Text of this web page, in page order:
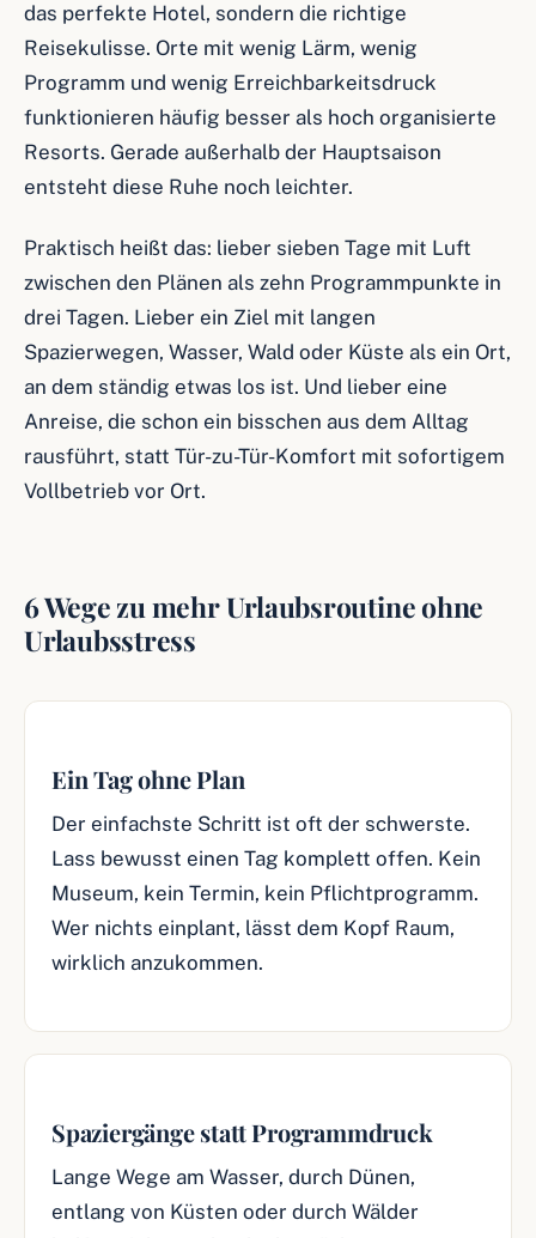
das perfekte Hotel, sondern die richtige
Reisekulisse. Orte mit wenig Lärm, wenig
Programm und wenig Erreichbarkeitsdruck
funktionieren häufig besser als hoch organisierte
Resorts. Gerade außerhalb der Hauptsaison
entsteht diese Ruhe noch leichter.
Praktisch heißt das: lieber sieben Tage mit Luft
zwischen den Plänen als zehn Programmpunkte in
drei Tagen. Lieber ein Ziel mit langen
Spazierwegen, Wasser, Wald oder Küste als ein Ort,
an dem ständig etwas los ist. Und lieber eine
Anreise, die schon ein bisschen aus dem Alltag
rausführt, statt Tür-zu-Tür-Komfort mit sofortigem
Vollbetrieb vor Ort.
6 Wege zu mehr Urlaubsroutine ohne
Urlaubsstress
Ein Tag ohne Plan
Der einfachste Schritt ist oft der schwerste.
Lass bewusst einen Tag komplett offen. Kein
Museum, kein Termin, kein Pflichtprogramm.
Wer nichts einplant, lässt dem Kopf Raum,
wirklich anzukommen.
Spaziergänge statt Programmdruck
Lange Wege am Wasser, durch Dünen,
entlang von Küsten oder durch Wälder